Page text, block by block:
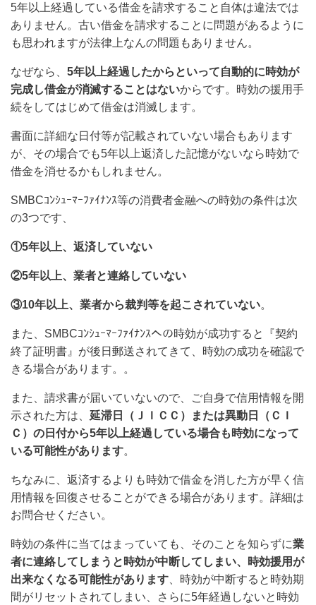
5年以上経過している借金を請求すること自体は違法では
ありません。古い借金を請求することに問題があるように
も思われますが法律上なんの問題もありません。
なぜなら、 5年以上経過したからといって自動的に時効が
完成し借金が消滅することはないからです。時効の援用手
続をしてはじめて借金は消滅します。
書面に詳細な日付等が記載されていない場合もあります
が、その場合でも5年以上返済した記憶がないなら時効で
借金を消せるかもしれません。
SMBCｺﾝｼｭｰﾏｰﾌｧｲﾅﾝｽ等の消費者金融への時効の条件は次
の3つです、
①5年以上、返済していない
②5年以上、業者と連絡していない
③10年以上、業者から裁判等を起こされていない。
また、SMBCｺﾝｼｭｰﾏｰﾌｧｲﾅﾝｽへの時効が成功すると『契約
終了証明書』が後日郵送されてきて、時効の成功を確認で
きる場合があります。
。
また、請求書が届いていないので、ご自身で信用情報を開
示された方は、 延滞日（ＪＩＣＣ）または異動日（ＣＩ
Ｃ）の日付から5年以上経過している場合も時効になって
いる可能性があります。
ちなみに、返済するよりも時効で借金を消した方が早く信
用情報を回復させることができる場合があります。詳細は
お問合せください。
時効の条件に当てはまっていても、そのことを知らずに業
者に連絡してしまうと時効が中断してしまい、時効援用が
出来なくなる可能性があります 、時効が中断すると時効期
間がリセットされてしまい、さらに5年経過しないと時効